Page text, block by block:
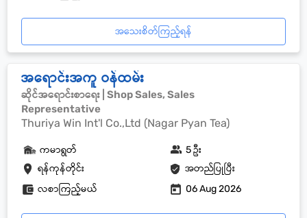
အသေးစိတ်ကြည့်ရန်
အရောင်းအကူ ဝန်ထမ်း
ဆိုင်အရောင်းစာရေး | Shop Sales, Sales
Representative
Thuriya Win Int'l Co.,Ltd (Nagar Pyan Tea)
ရန်ကုန်တိုင်း အတည်ပြုပြီး
ကမာရွတ် 5 ဦး
လစာကြည့်မယ် 06 Aug 2026